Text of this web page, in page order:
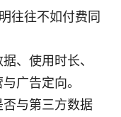
往往不如付费同
、使用时长、
广告定向。
与第三方数据